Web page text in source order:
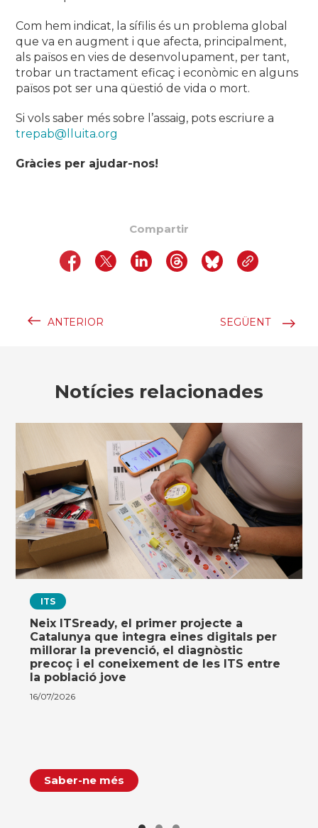
Com hem indicat, la sífilis és un problema global
que va en augment i que afecta, principalment,
als països en vies de desenvolupament, per tant,
trobar un tractament eficaç i econòmic en alguns
països pot ser una qüestió de vida o mort.
Si vols saber més sobre l’assaig, pots escriure a
trepab@lluita.org
Gràcies per ajudar-nos!
Compartir
ANTERIOR SEGÜENT
Notícies relacionades
ITS
Neix ITSready, el primer projecte a
Catalunya que integra eines digitals per
millorar la prevenció, el diagnòstic
precoç i el coneixement de les ITS entre
la població jove
16/07/2026
Saber-ne més